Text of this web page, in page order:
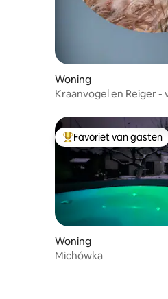
Woning
Kraanvogel en Reiger -
Topfavoriet van gasten
Favoriet van gasten
Woning
Michówka